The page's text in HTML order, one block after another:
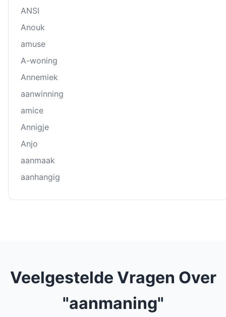
ANSI
Anouk
amuse
A-woning
Annemiek
aanwinning
amice
Annigje
Anjo
aanmaak
aanhangig
Veelgestelde Vragen Over
"aanmaning"